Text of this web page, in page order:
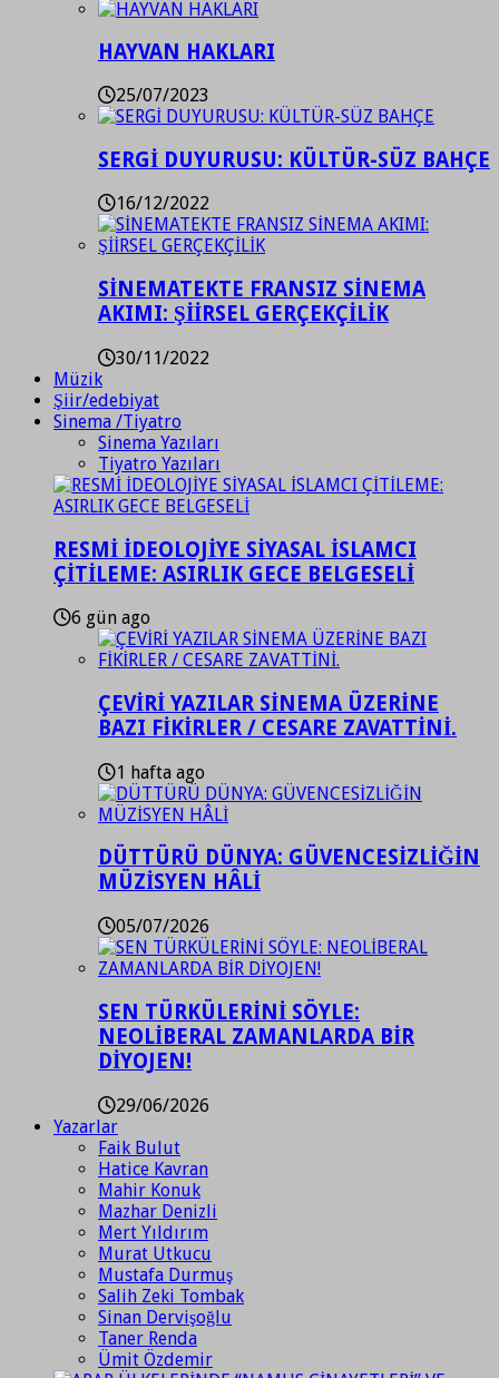
HAYVAN HAKLARI
25/07/2023
SERGİ DUYURUSU: KÜLTÜR-SÜZ BAHÇE
16/12/2022
SİNEMATEKTE FRANSIZ SİNEMA
AKIMI: ŞİİRSEL GERÇEKÇİLİK
30/11/2022
Müzik
Şiir/edebiyat
Sinema /Tiyatro
Sinema Yazıları
Tiyatro Yazıları
RESMİ İDEOLOJİYE SİYASAL İSLAMCI
ÇİTİLEME: ASIRLIK GECE BELGESELİ
6 gün ago
ÇEVİRİ YAZILAR SİNEMA ÜZERİNE
BAZI FİKİRLER / CESARE ZAVATTİNİ.
1 hafta ago
DÜTTÜRÜ DÜNYA: GÜVENCESİZLİĞİN
MÜZİSYEN HÂLİ
05/07/2026
SEN TÜRKÜLERİNİ SÖYLE:
NEOLİBERAL ZAMANLARDA BİR
DİYOJEN!
29/06/2026
Yazarlar
Faik Bulut
Hatice Kavran
Mahir Konuk
Mazhar Denizli
Mert Yıldırım
Murat Utkucu
Mustafa Durmuş
Salih Zeki Tombak
Sinan Dervişoğlu
Taner Renda
Ümit Özdemir